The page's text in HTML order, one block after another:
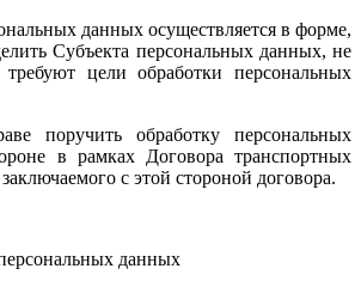
данных осуществляется в форме,
Субъекта персональных данных, не
цели обработки персональных
поручить обработку персональных
в рамках Договора транспортных
с этой стороной договора.
данных